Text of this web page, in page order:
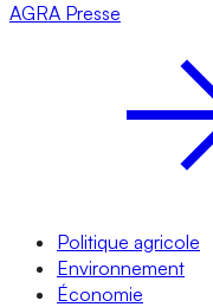
AGRA Presse
Politique agricole
Environnement
Économie